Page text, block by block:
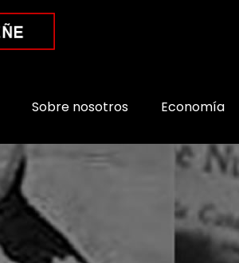
Sobre nosotros Economía